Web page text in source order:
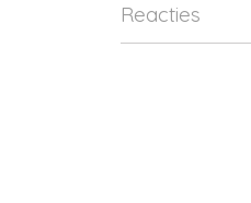
Reacties